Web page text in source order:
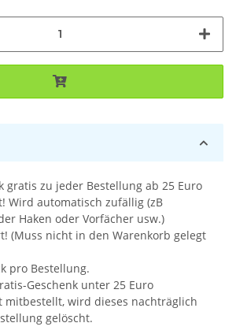
gratis zu jeder Bestellung ab 25 Euro
Wird automatisch zufällig (zB
Haken oder Vorfächer usw.)
(Muss nicht in den Warenkorb gelegt
pro Bestellung.
Geschenk unter 25 Euro
mitbestellt, wird dieses nachträglich
gelöscht.